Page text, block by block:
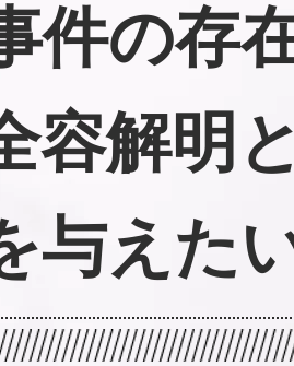
件の存
容解明
与えた